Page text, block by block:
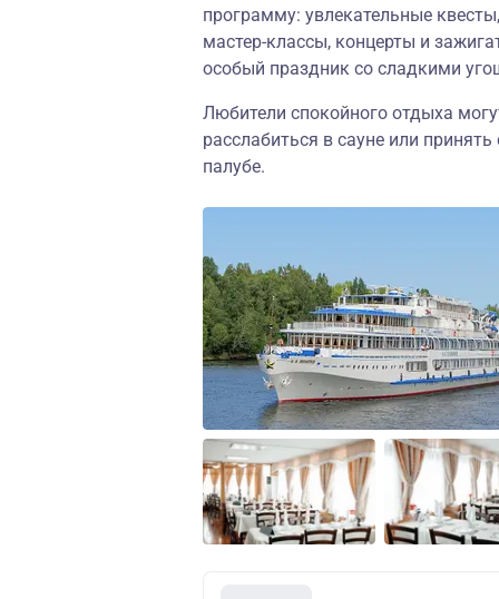
программу: увлекательные
мастер-классы, концерты и
особый праздник со сладкими
Любители спокойного отдыха
расслабиться в сауне или
палубе.